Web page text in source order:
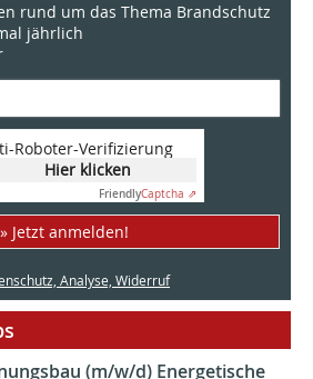
rund um das Thema Brandschutz
jährlich
Roboter-Verifizierung
Hier klicken
FriendlyCaptcha ⇗
» Jetzt anmelden!
Analyse, Widerruf
(m/w/d) Energetische